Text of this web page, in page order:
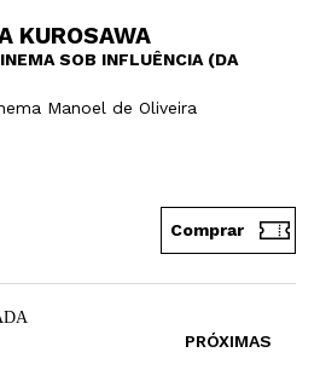
KUROSAWA
SOB INFLUÊNCIA (DA
Manoel de Oliveira
Comprar
PRÓXIMAS